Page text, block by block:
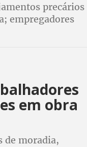
precários
empregadores
em obra
de moradia,